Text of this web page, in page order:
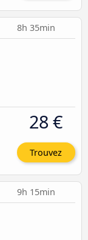
8h 35min
28 €
Trouvez
9h 15min